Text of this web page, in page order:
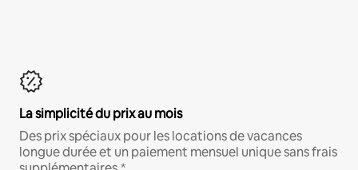
La simplicité du prix au mois
Des prix spéciaux pour les locations de vacances
longue durée et un paiement mensuel unique sans frais